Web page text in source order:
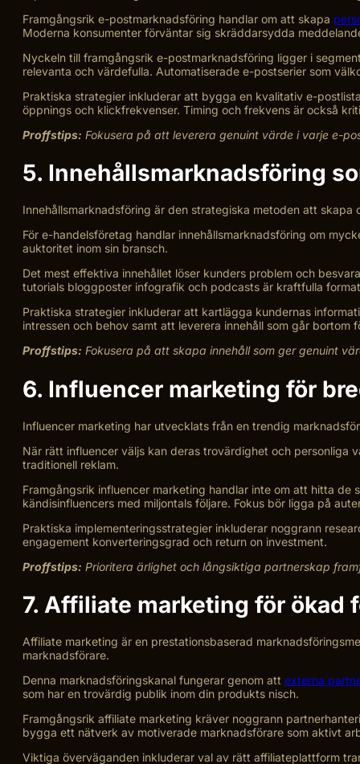
Framgångsrik e-postmarknadsföring handlar om att skapa
Moderna konsumenter förväntar sig skräddarsydda
Nyckeln till framgångsrik e-postmarknadsföring ligger i
relevanta och värdefulla. Automatiserade e-postserier som
Praktiska strategier inkluderar att bygga en kvalitativ e-
öppnings och klickfrekvenser. Timing och frekvens är också
Proffstips: Fokusera på att leverera genuint värde i varje e-
5. Innehållsmarknadsföring
Innehållsmarknadsföring är den strategiska metoden att
För e-handelsföretag handlar innehållsmarknadsföring om
auktoritet inom sin bransch.
Det mest effektiva innehållet löser kunders problem och
tutorials bloggposter infografik och podcasts är kraftfulla
Praktiska strategier inkluderar att kartlägga kundernas
intressen och behov samt att leverera innehåll som går bortom
Proffstips: Fokusera på att skapa innehåll som ger genuint
6. Influencer marketing för
Influencer marketing har utvecklats från en trendig
När rätt influencer väljs kan deras trovärdighet och personliga
traditionell reklam.
Framgångsrik influencer marketing handlar inte om att hitta
kändisinfluencers med miljontals följare. Fokus bör ligga på
Praktiska implementeringsstrategier inkluderar noggrann
engagement konverteringsgrad och return on investment.
Proffstips: Prioritera ärlighet och långsiktiga partnerskap
7. Affiliate marketing för ökad
Affiliate marketing är en prestationsbaserad
marknadsförare.
Denna marknadsföringskanal fungerar genom att externa
som har en trovärdig publik inom din produkts nisch.
Framgångsrik affiliate marketing kräver noggrann
bygga ett nätverk av motiverade marknadsförare som aktivt
Viktiga överväganden inkluderar val av rätt affiliateplattform